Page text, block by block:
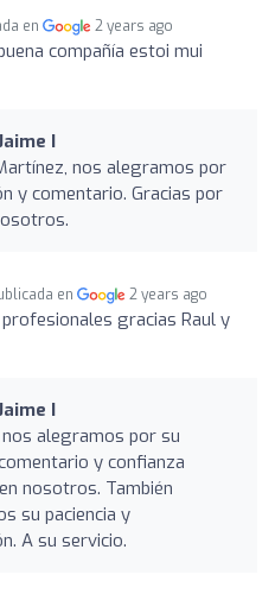
en 2 years ago
compañía estoi mui
I
nos alegramos por
y comentario. Gracias por
en 2 years ago
gracias Raul y
I
nos alegramos por su
y confianza
nosotros. También
su paciencia y
A su servicio.